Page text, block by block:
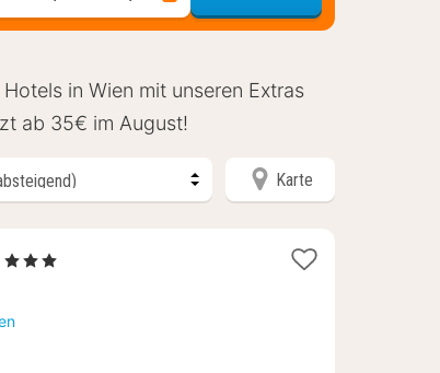
in Wien mit unseren Extras
ab 35€ im August!
Karte
2
ab
80,46
, 3 Sterne